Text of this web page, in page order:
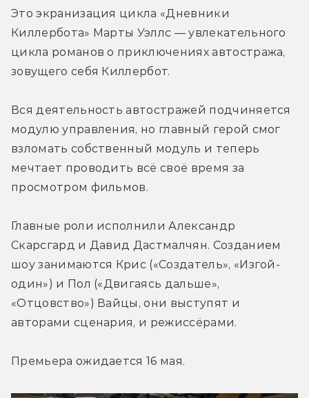
Это экранизация цикла «Дневники
Киллербота» Марты Уэллс — увлекательного
цикла романов о приключениях автостража,
зовущего себя Киллербот.
Вся деятельность автостражей подчиняется
модулю управления, но главный герой смог
взломать собственный модуль и теперь
мечтает проводить всё своё время за
просмотром фильмов.
Главные роли исполнили Александр
Скарсгард и Давид Дастмалчян. Созданием
шоу занимаются Крис («Создатель», «Изгой-
один») и Пол («Двигаясь дальше»,
«Отцовство») Вайцы, они выступят и
авторами сценария, и режиссёрами.
Премьера ожидается 16 мая.